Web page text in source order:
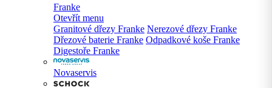
Franke
Otevřít menu
Granitové dřezy Franke Nerezové dřezy Franke
Dřezové baterie Franke Odpadkové koše Franke
Digestoře Franke
Novaservis